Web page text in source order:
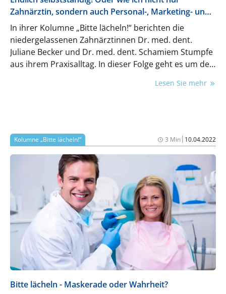
Zahnärztin, sondern auch Personal-, Marketing- und
Finanzexpertin wurde
In ihrer Kolumne „Bitte lächeln!“ berichten die
niedergelassenen Zahnärztinnen Dr. med. dent.
Juliane Becker und Dr. med. dent. Schamiem Stumpfe
aus ihrem Praxisalltag. In dieser Folge geht es um den
Lesen Sie mehr
Kolumne „Bitte lächeln!“ 3 Min| 10.04.2022
Bitte lächeln - Maskerade oder Wahrheit?